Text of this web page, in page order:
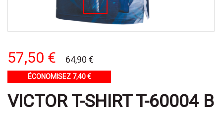
57,50 € 64,90 €
ÉCONOMISEZ 7,40 €
VICTOR T-SHIRT T-60004 B